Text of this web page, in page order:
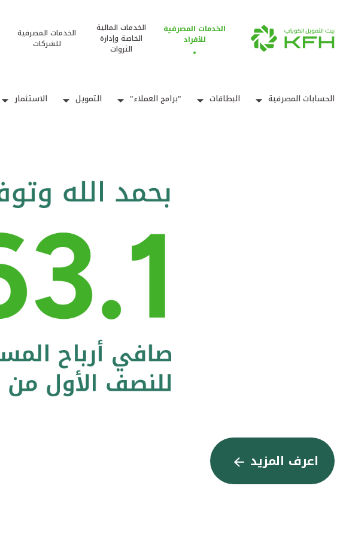
الخدمات المصرفية
للأفراد
الخدمات المالية
الخاصة وإدارة
الثروات
الخدمات المصرفية
للشركات
الحسابات المصرفية البطاقات "برامج العملاء" التمويل الاستثمار
اعرف المزيد